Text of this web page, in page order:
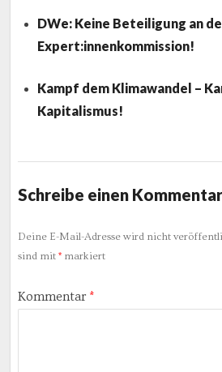
DWe: Keine Beteiligung an
Expert:innenkommission!
Kampf dem Klimawandel –
Kapitalismus!
Schreibe einen Kommentar
Deine E-Mail-Adresse wird nicht
sind mit *markiert
Kommentar *